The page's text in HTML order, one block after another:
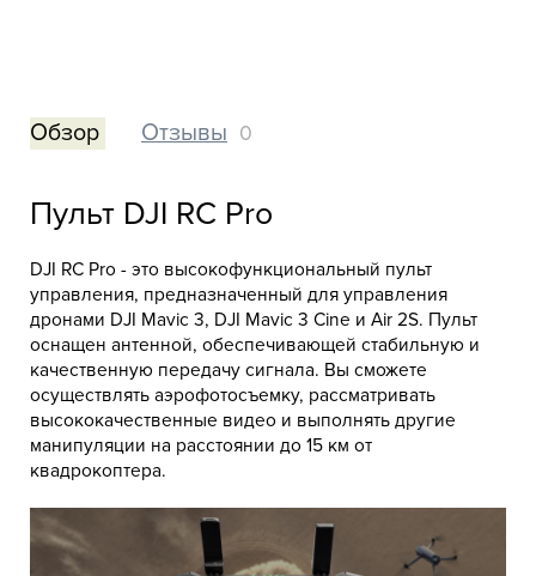
Обзор Отзывы 0
Пульт DJI RC Pro
DJI RC Pro - это высокофункциональный пульт
управления, предназначенный для управления
дронами DJI Mavic 3, DJI Mavic 3 Cine и Air 2S. Пульт
оснащен антенной, обеспечивающей стабильную и
качественную передачу сигнала. Вы сможете
осуществлять аэрофотосъемку, рассматривать
высококачественные видео и выполнять другие
манипуляции на расстоянии до 15 км от
квадрокоптера.